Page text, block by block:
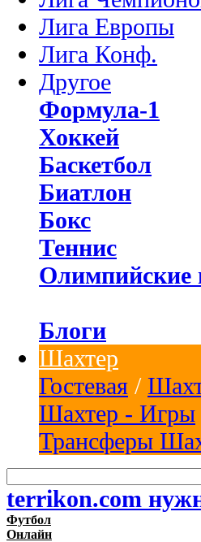
Лига Европы
Лига Конф.
Другое
Формула-1
Хоккей
Баскетбол
Биатлон
Бокс
Теннис
Олимпийские
Блоги
Шахтер
Гостевая /
Шахтер - Игры
Трансферы
terrikon.com
Футбол
Онлайн